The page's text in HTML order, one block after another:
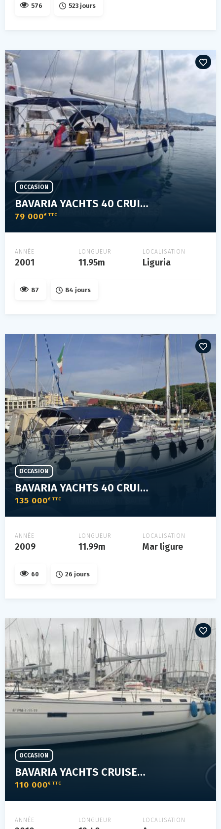
576 523 jours
BAVARIA YACHTS 40 CRUISER
79 000€ TTC
OCCASION
ANNÉE
2001
LONGUEUR
11.95m
LOCALISATION
Liguria
87 84 jours
BAVARIA YACHTS 40 CRUISER
135 000€ TTC
OCCASION
ANNÉE
2009
LONGUEUR
11.99m
LOCALISATION
Mar ligure
60 26 jours
BAVARIA YACHTS CRUISER 40
110 000€ TTC
OCCASION
ANNÉE LONGUEUR LOCALISATION